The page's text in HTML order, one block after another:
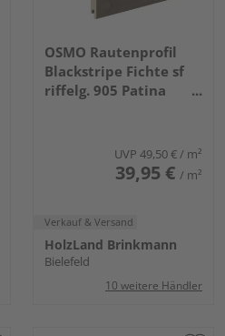
OSMO Rautenprofil
Blackstripe Fichte sf
riffelg. 905 Patina
UVP 49,50 € / m²
39,95 € / m²
Verkauf & Versand
HolzLand Brinkmann
Bielefeld
10 weitere Händler